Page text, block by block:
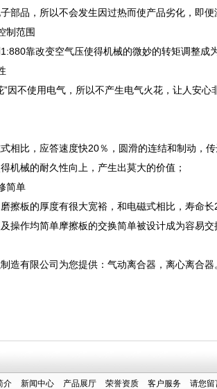
部品，所以不会发生因过热而使产品劣化，即便
范围
靠改变空气压使得机械的微妙的转矩调整成为
不使用电气，所以不产生电气火花，让人安心
比，应答速度快20％，圆滑的连结和制动，传
机械的耐久性向上，产生出莫大的价值；
简单
板的厚度有很大宽裕，和电磁式相比，寿命长
操作均简单摩擦板的交换简单被设计成为容易
有限公司为您提供： 气动离合器 ， 离心离合器
介 新闻中心 产品展厅 荣誉资质 客户服务 请您留